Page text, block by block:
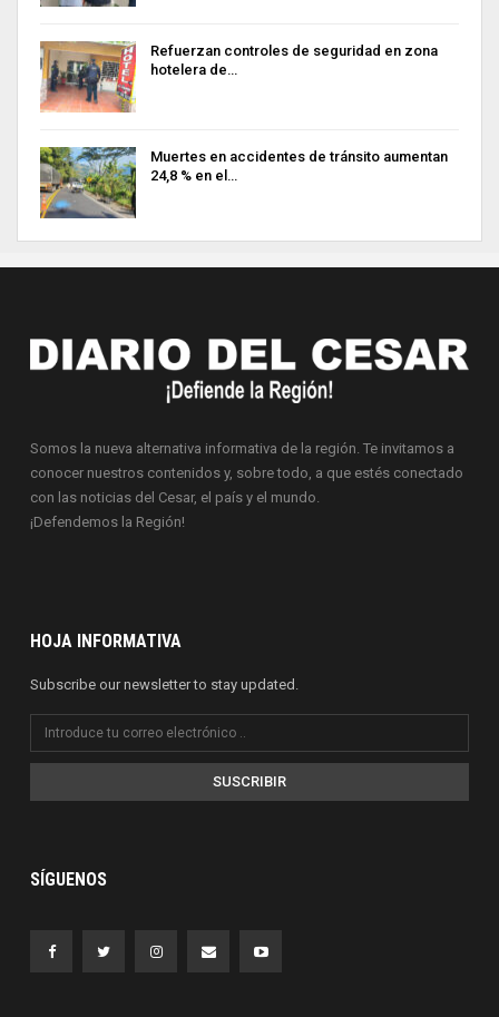
Refuerzan controles de seguridad en zona
hotelera de…
Muertes en accidentes de tránsito aumentan
24,8 % en el…
Somos la nueva alternativa informativa de la región. Te invitamos a
conocer nuestros contenidos y, sobre todo, a que estés conectado
con las noticias del Cesar, el país y el mundo.
¡Defendemos la Región!
HOJA INFORMATIVA
Subscribe our newsletter to stay updated.
SUSCRIBIR
SÍGUENOS